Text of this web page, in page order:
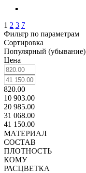
1 2 3 7
Фильтр по параметрам
Сортировка
Популярный (убывание)
Цена
820.00
10 903.00
20 985.00
31 068.00
41 150.00
МАТЕРИАЛ
СОСТАВ
ПЛОТНОСТЬ
КОМУ
РАСЦВЕТКА